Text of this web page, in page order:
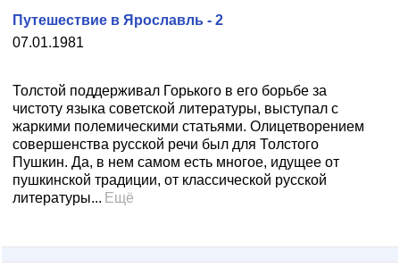
07.01.1981
Путешествие в Ярославль - 2
Толстой поддерживал Горького в его борьбе за
чистоту языка советской литературы, выступал с
жаркими полемическими статьями. Олицетворением
совершенства русской речи был для Толстого
Пушкин. Да, в нем самом есть многое, идущее от
пушкинской традиции, от классической русской
литературы... Ещё